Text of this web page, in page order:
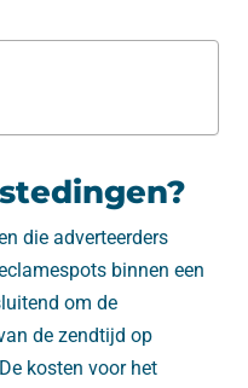
die adverteerders
binnen een
om de
de zendtijd op
kosten voor het